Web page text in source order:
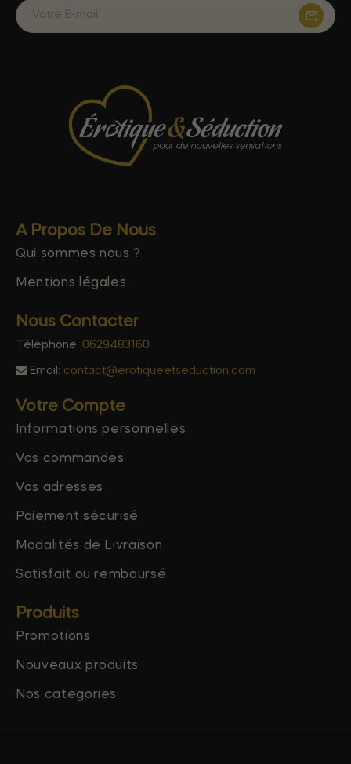
A Propos De Nous
Qui sommes nous ?
Mentions légales
Nous Contacter
Téléphone: 0629483160
Email: contact@erotiqueetseduction.com
Votre Compte
Informations personnelles
Vos commandes
Vos adresses
Paiement sécurisé
Modalités de Livraison
Satisfait ou remboursé
Produits
Promotions
Nouveaux produits
Nos categories